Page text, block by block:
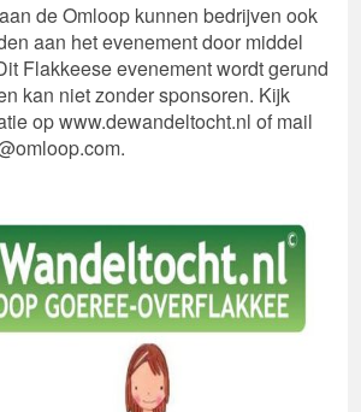
de Omloop kunnen bedrijven ook
aan het evenement door middel
Flakkeese evenement wordt gerund
kan niet zonder sponsoren. Kijk
op www.dewandeltocht.nl of mail